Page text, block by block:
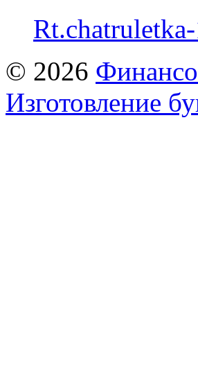
© 2026
Изготовление